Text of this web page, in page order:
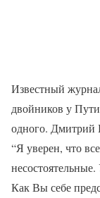
Известный
двойников у
одного. Дмитрий
“Я уверен, что
Как Вы себе